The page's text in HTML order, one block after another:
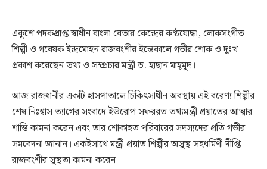
একুশে পদকপ্রাপ্ত স্বাধীন বাংলা বেতার কেন্দ্রের কণ্ঠযোদ্ধা, লোকসংগীত
শিল্পী ও গবেষক ইন্দ্রমোহন রাজবংশীর ইন্তেকালে গভীর শোক ও দুঃখ
প্রকাশ করেছেন তথ্য ও সম্প্রচার মন্ত্রী ড. হাছান মাহ্‌মুদ।
আজ রাজধানীর একটি হাসপাতালে চিকিৎসাধীন অবস্থায় এই বরেণ্য শিল্পীর
শেষ নিঃশ্বাস ত্যাগের সংবাদে ইউরোপ সফররত তথ্যমন্ত্রী প্রয়াতের আত্মার
শান্তি কামনা করেন এবং তার শোকাহত পরিবারের সদস্যদের প্রতি গভীর
সমবেদনা জানান। একইসাথে মন্ত্রী প্রয়াত শিল্পীর অসুস্থ সহধর্মিণী দীপ্তি
রাজবংশীর সুস্থতা কামনা করেন।